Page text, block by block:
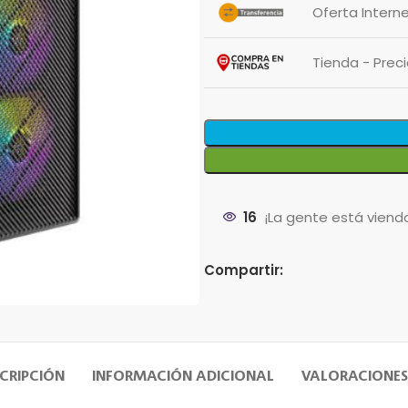
Oferta
Tienda -
16 ¡La gente está
Compartir:
INFORMACIÓN ADICIONAL